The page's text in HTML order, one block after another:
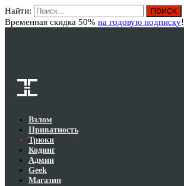
Найти:
Временная скидка 50% на годовую подписку!
Взлом
Приватность
Трюки
Кодинг
Админ
Geek
Магазин